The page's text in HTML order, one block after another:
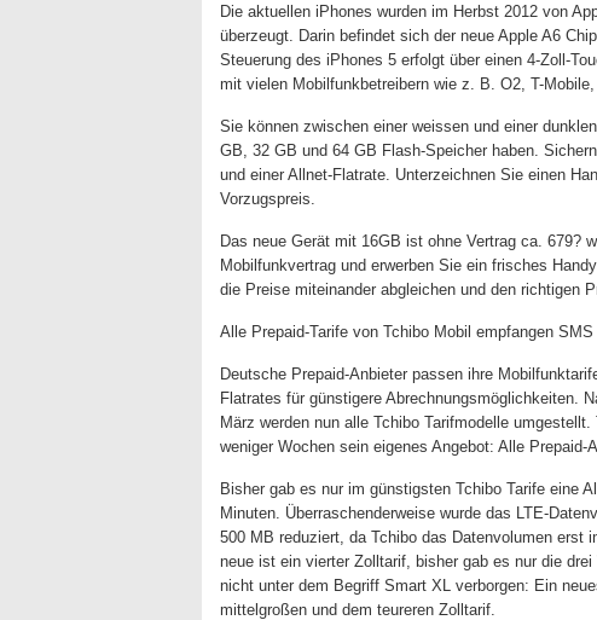
Die aktuellen iPhones wurden im Herbst 2012 von
überzeugt. Darin befindet sich der neue Apple A6
Steuerung des iPhones 5 erfolgt über einen 4-Zoll-
mit vielen Mobilfunkbetreibern wie z. B. O2, T-
Sie können zwischen einer weissen und einer
GB, 32 GB und 64 GB Flash-Speicher haben.
und einer Allnet-Flatrate. Unterzeichnen Sie einen
Vorzugspreis.
Das neue Gerät mit 16GB ist ohne Vertrag ca. 679?
Mobilfunkvertrag und erwerben Sie ein frisches
die Preise miteinander abgleichen und den richtigen
Alle Prepaid-Tarife von Tchibo Mobil empfangen
Deutsche Prepaid-Anbieter passen ihre
Flatrates für günstigere Abrechnungsmöglichkeiten.
März werden nun alle Tchibo Tarifmodelle
weniger Wochen sein eigenes Angebot: Alle
Bisher gab es nur im günstigsten Tchibo Tarife eine
Minuten. Überraschenderweise wurde das LTE-
500 MB reduziert, da Tchibo das Datenvolumen
neue ist ein vierter Zolltarif, bisher gab es nur die
nicht unter dem Begriff Smart XL verborgen: Ein
mittelgroßen und dem teureren Zolltarif.